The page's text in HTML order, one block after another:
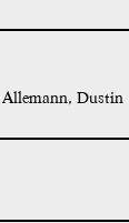
Allemann, Dustin